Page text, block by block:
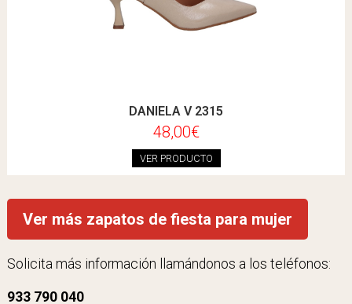
DANIELA V 2315
48,00€
VER PRODUCTO
Ver más zapatos de fiesta para mujer
Solicita más información llamándonos a los teléfonos:
933 790 040